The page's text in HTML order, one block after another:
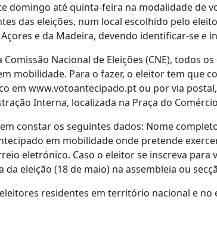
domingo até quinta-feira na modalidade de
das eleições, num local escolhido pelo
e da Madeira, devendo identificar-se e
Comissão Nacional de Eleições (CNE),
mobilidade. Para o fazer, o eleitor tem que
em www.votoantecipado.pt ou por via
Interna, localizada na Praça do
constar os seguintes dados: Nome
em mobilidade onde pretende
eletrónico. Caso o eleitor se inscreva
da eleição (18 de maio) na assembleia ou
residentes em território nacional e